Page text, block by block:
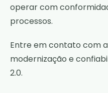
operar com
processos.
Entre em contato com
modernização e
2.0.